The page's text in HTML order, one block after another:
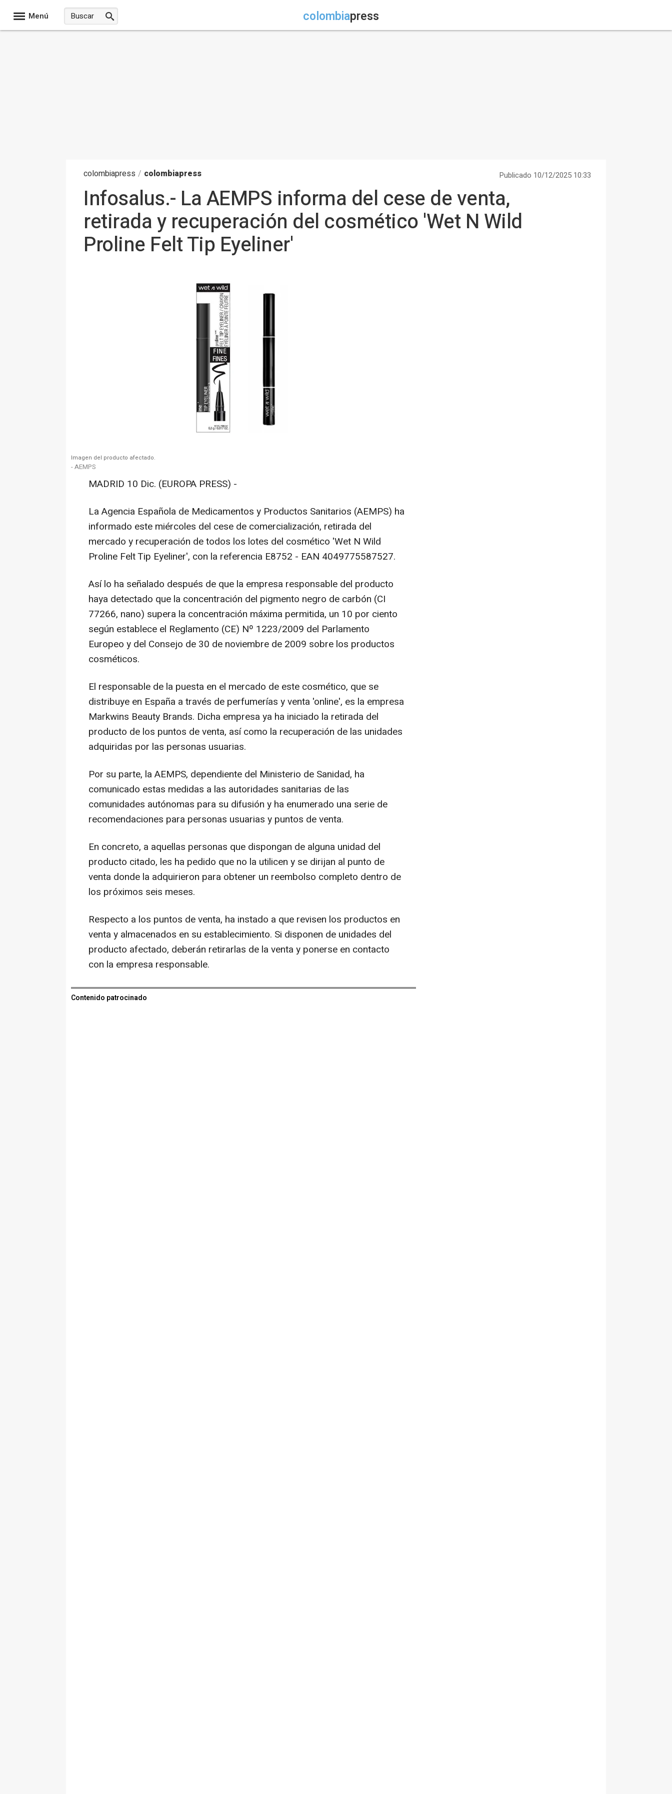
Menú colombiapress
colombiapress / colombiapress Publicado 10/12/2025 10:33
Infosalus.- La AEMPS informa del cese de venta,
retirada y recuperación del cosmético 'Wet N Wild
Proline Felt Tip Eyeliner'
Imagen del producto afectado.
- AEMPS
MADRID 10 Dic. (EUROPA PRESS) -
La Agencia Española de Medicamentos y Productos Sanitarios (AEMPS) ha
informado este miércoles del cese de comercialización, retirada del
mercado y recuperación de todos los lotes del cosmético 'Wet N Wild
Proline Felt Tip Eyeliner', con la referencia E8752 - EAN 4049775587527.
Así lo ha señalado después de que la empresa responsable del producto
haya detectado que la concentración del pigmento negro de carbón (CI
77266, nano) supera la concentración máxima permitida, un 10 por ciento
según establece el Reglamento (CE) Nº 1223/2009 del Parlamento
Europeo y del Consejo de 30 de noviembre de 2009 sobre los productos
cosméticos.
El responsable de la puesta en el mercado de este cosmético, que se
distribuye en España a través de perfumerías y venta 'online', es la empresa
Markwins Beauty Brands. Dicha empresa ya ha iniciado la retirada del
producto de los puntos de venta, así como la recuperación de las unidades
adquiridas por las personas usuarias.
Por su parte, la AEMPS, dependiente del Ministerio de Sanidad, ha
comunicado estas medidas a las autoridades sanitarias de las
comunidades autónomas para su difusión y ha enumerado una serie de
recomendaciones para personas usuarias y puntos de venta.
En concreto, a aquellas personas que dispongan de alguna unidad del
producto citado, les ha pedido que no la utilicen y se dirijan al punto de
venta donde la adquirieron para obtener un reembolso completo dentro de
los próximos seis meses.
Respecto a los puntos de venta, ha instado a que revisen los productos en
venta y almacenados en su establecimiento. Si disponen de unidades del
producto afectado, deberán retirarlas de la venta y ponerse en contacto
con la empresa responsable.
Contenido patrocinado